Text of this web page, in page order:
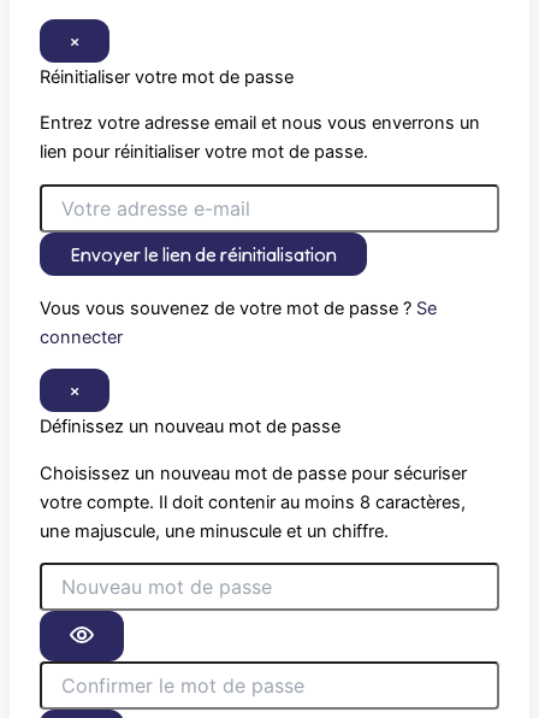
×
Réinitialiser votre mot de passe
Entrez votre adresse email et nous vous enverrons un
lien pour réinitialiser votre mot de passe.
Envoyer le lien de réinitialisation
Vous vous souvenez de votre mot de passe ? Se
connecter
×
Définissez un nouveau mot de passe
Choisissez un nouveau mot de passe pour sécuriser
votre compte. Il doit contenir au moins 8 caractères,
une majuscule, une minuscule et un chiffre.